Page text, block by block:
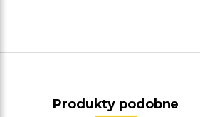
Produkty podobne